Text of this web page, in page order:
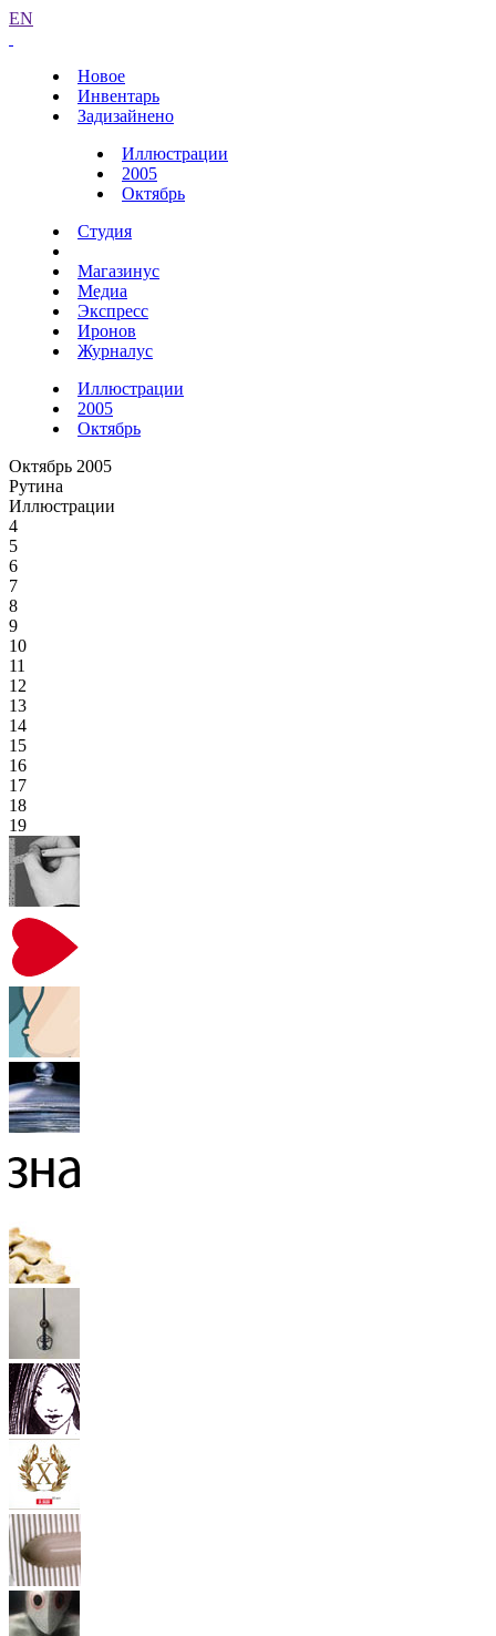
EN
Новое
Инвентарь
Задизайнено
Иллюстрации
2005
Октябрь
Студия
Магазинус
Медиа
Экспресс
Иронов
Журналус
Иллюстрации
2005
Октябрь
Октябрь 2005
Рутина
Иллюстрации
4
5
6
7
8
9
10
11
12
13
14
15
16
17
18
19